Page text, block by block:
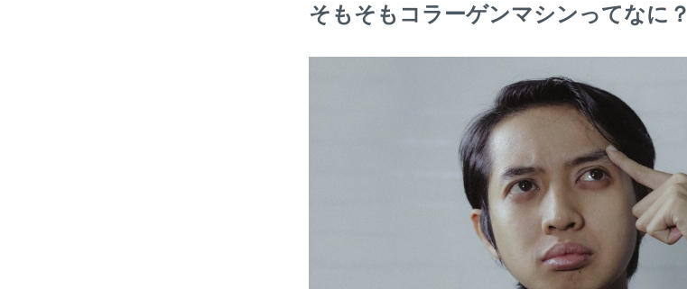
そもそもコラーゲンマシンってなに？